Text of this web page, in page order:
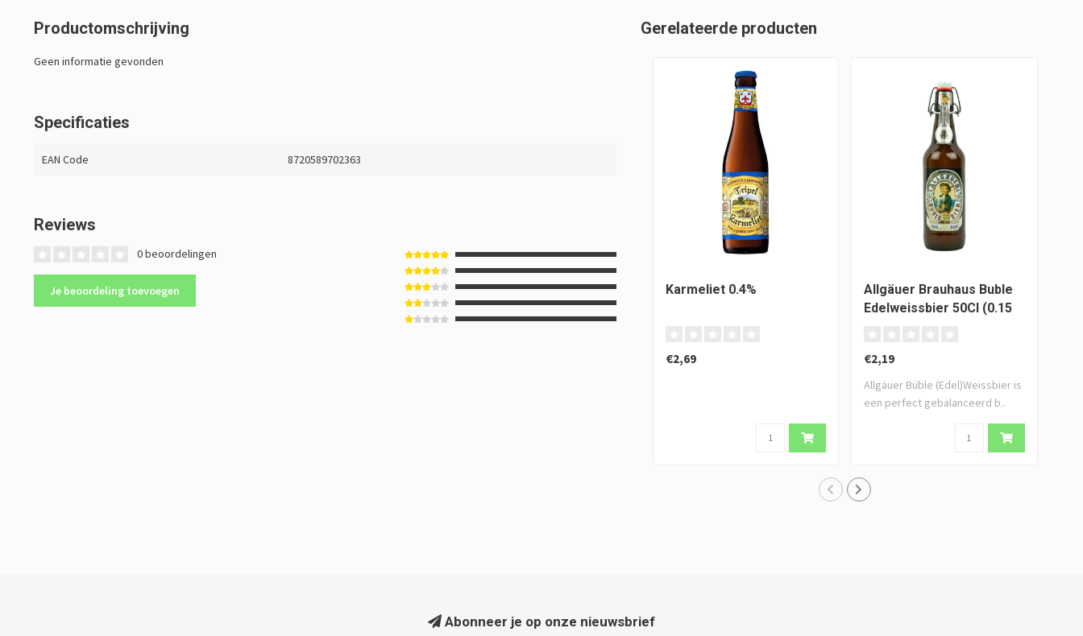
Productomschrijving
Geen informatie gevonden
Specificaties
EAN Code 8720589702363
Reviews
0 beoordelingen
Je beoordeling toevoegen
Gerelateerde producten
Karmeliet 0.4%
€2,69
Allgäuer Brauhaus Buble
Edelweissbier 50Cl (0.15
€2,19
Allgäuer Büble (Edel)Weissbier is
een perfect gebalanceerd b..
Abonneer je op onze nieuwsbrief